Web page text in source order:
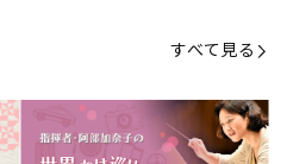
イブ＆トークレポート